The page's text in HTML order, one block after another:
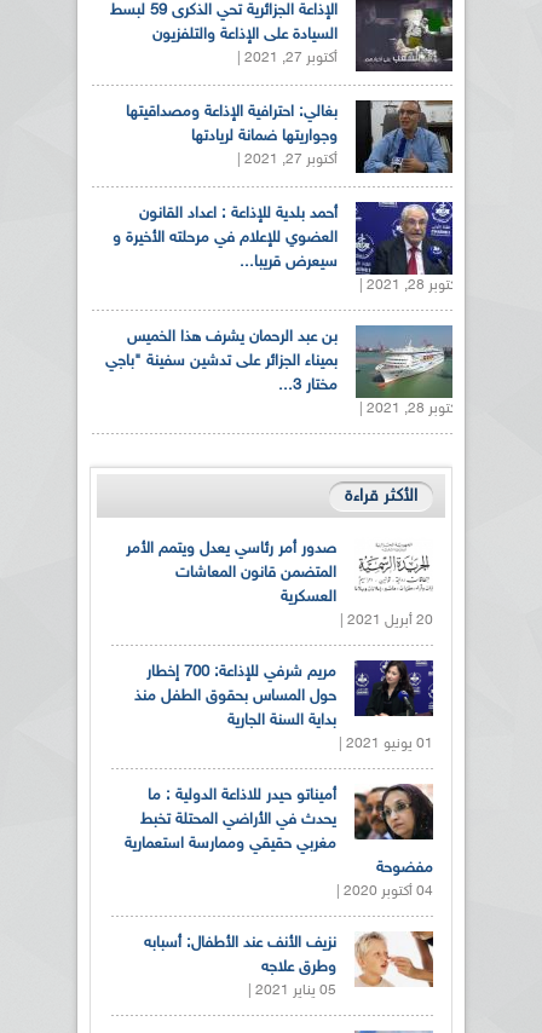
الإذاعة الجزائرية تحي الذكرى 59 لبسط
السيادة على الإذاعة والتلفزيون
أكتوبر 27, 2021 |
بغالي: احترافية الإذاعة ومصداقيتها
وجواريتها ضمانة لريادتها
أكتوبر 27, 2021 |
أحمد بلدية للإذاعة : اعداد القانون
العضوي للإعلام في مرحلته الأخيرة و
سيعرض قريبا...
أكتوبر 28, 2021 |
بن عبد الرحمان يشرف هذا الخميس
بميناء الجزائر على تدشين سفينة "باجي
مختار 3...
أكتوبر 28, 2021 |
الأكثر قراءة
صدور أمر رئاسي يعدل ويتمم الأمر
المتضمن قانون المعاشات
العسكرية
20 أبريل 2021 |
مريم شرفي للإذاعة: 700 إخطار
حول المساس بحقوق الطفل منذ
بداية السنة الجارية
01 يونيو 2021 |
أميناتو حيدر للاذاعة الدولية : ما
يحدث في الأراضي المحتلة تخبط
مغربي حقيقي وممارسة استعمارية
مفضوحة
04 أكتوبر 2020 |
نزيف الأنف عند الأطفال: أسبابه
وطرق علاجه
05 يناير 2021 |